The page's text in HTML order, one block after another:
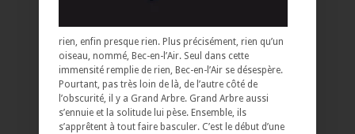
rien, enfin presque rien. Plus précisément, rien qu’un
oiseau, nommé, Bec-en-l’Air. Seul dans cette
immensité remplie de rien, Bec-en-l’Air se désespère.
Pourtant, pas très loin de là, de l’autre côté de
l’obscurité, il y a Grand Arbre. Grand Arbre aussi
s’ennuie et la solitude lui pèse. Ensemble, ils
s’apprêtent à tout faire basculer. C’est le début d’une